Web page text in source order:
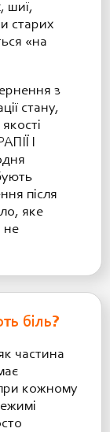
шиї,
старих
«на
з
стану,
І
після
яке
не
біль?
частина
кожному